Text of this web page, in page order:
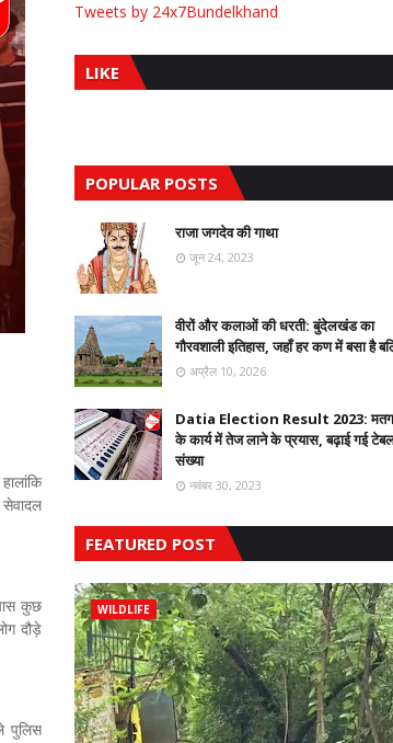
सेवादल
कुछ
दौड़े
पुलिस
Tweets by 24x7Bundelkhand
LIKE
POPULAR POSTS
राजा जगदेव की गाथा
जून 24, 2023
वीरों और कलाओं की धरती: बुंदेलखंड का
गौरवशाली इतिहास, जहाँ हर कण में बसा है
अप्रैल 10, 2026
Datia Election Result 2023:
के कार्य में तेज लाने के प्रयास, बढ़ाई गई
संख्या
नवंबर 30, 2023
FEATURED POST
WILDLIFE